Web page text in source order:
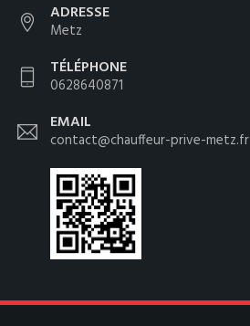
ADRESSE
Metz
TÉLÉPHONE
0628640871
EMAIL
contact@chauffeur-prive-metz.fr